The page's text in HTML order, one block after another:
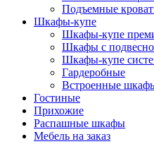
Подъемные
Шкафы-купе
Шкафы-купе
Шкафы с
Шкафы-купе
Гардеробные
Встроенные
Гостиные
Прихожие
Распашные шкафы
Мебель на заказ